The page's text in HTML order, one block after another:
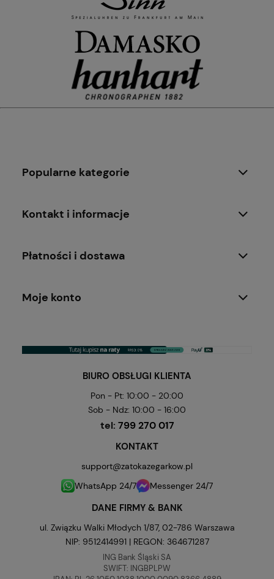
Popularne kategorie
Kontakt i informacje
Płatności i dostawa
Moje konto
BIURO OBSŁUGI KLIENTA
Pon - Pt: 10:00 - 20:00
Sob - Ndz: 10:00 - 16:00
tel: 799 270 017
KONTAKT
support@zatokazegarkow.pl
WhatsApp 24/7
Messenger 24/7
DANE FIRMY & BANK
ul. Związku Walki Młodych 1/87, 02-786 Warszawa
NIP: 9512414991 | REGON: 364671287
ING Bank Śląski SA
SWIFT: INGBPLPW